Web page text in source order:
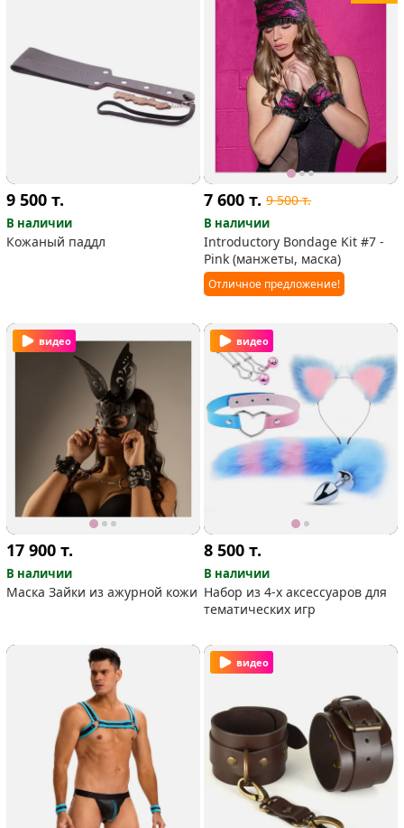
9 500т.
В наличии
Кожаный паддл
7 600т. 9 500т.
В наличии
Introductory Bondage Kit #7 -
Pink (манжеты, маска)
Отличное предложение!
видео
17 900т.
В наличии
Маска Зайки из ажурной кожи
видео
8 500т.
В наличии
Набор из 4-х аксессуаров для
тематических игр
видео